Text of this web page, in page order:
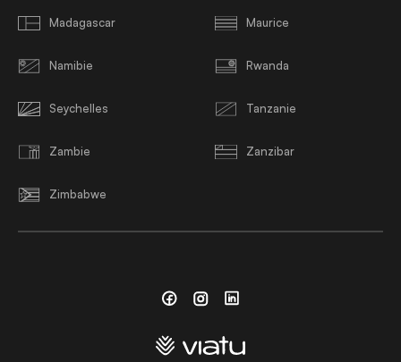
Madagascar Maurice
Namibie Rwanda
Seychelles Tanzanie
Zambie Zanzibar
Zimbabwe
FacebookInstagramLinkedin